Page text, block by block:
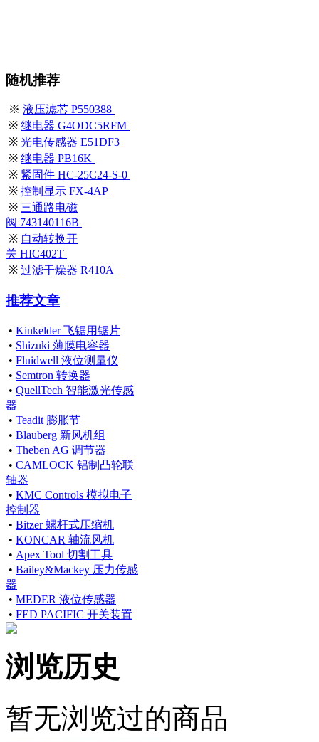
随机推荐
※ 液压滤芯 P550388
※ 继电器 G4ODC5RFM
※ 光电传感器 E51DF3
※ 继电器 PB16K
※ 紧固件 HC-25C24-S-0
※ 控制显示 FX-4AP
※ 三通路电磁
阀 743140116B
※ 自动转换开
关 HIC402T
※ 过滤干燥器 R410A
推荐文章
• Kinkelder 飞锯用锯片
• Shizuki 薄膜电容器
• Fluidwell 液位测量仪
• Semtron 转换器
• QuellTech 智能激光传感
器
• Teadit 膨胀节
• Blauberg 新风机组
• Theben AG 调节器
• CAMLOCK 铝制凸轮联
轴器
• KMC Controls 模拟电子
控制器
• Bitzer 螺杆式压缩机
• KONCAR 轴流风机
• Apex Tool 切割工具
• Bailey&Mackey 压力传感
器
• MEDER 液位传感器
• FED PACIFIC 开关装置
浏览历史
暂无浏览过的商品